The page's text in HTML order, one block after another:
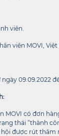
viên.
viên MOVI, Việt
09.09.2022
MOVI có đơn
thái “thành
được rút thăm